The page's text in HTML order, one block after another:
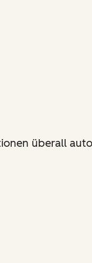
überall